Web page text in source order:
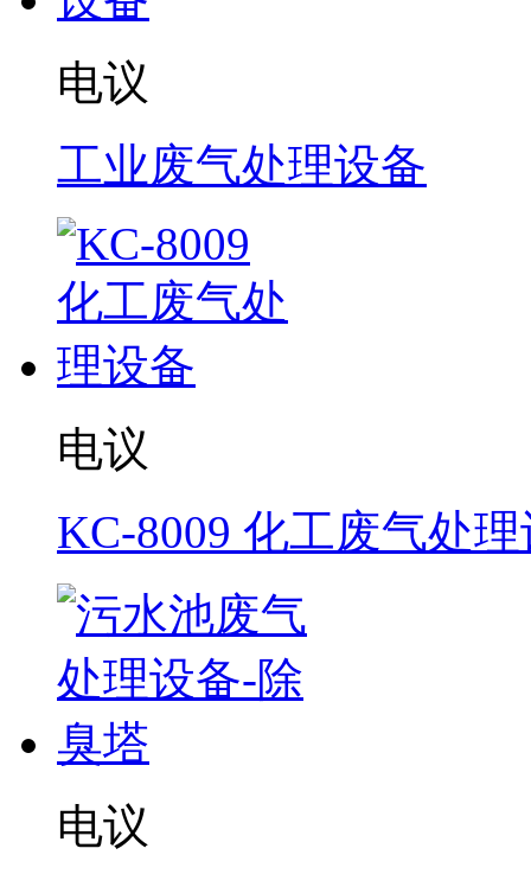
电议
工业废气处理设备
电议
KC-8009 化工废气处
电议